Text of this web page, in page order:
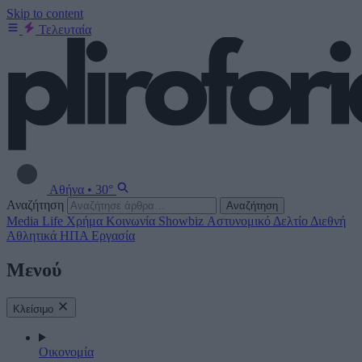
Skip to content
Τελευταία
Αθήνα • 30°
Αναζήτηση
Αναζήτηση
Media Life Χρήμα Κοινωνία Showbiz Αστυνομικό Δελτίο Διεθνή
Αθλητικά ΗΠΑ Εργασία
Μενού
Κλείσιμο
Οικονομία